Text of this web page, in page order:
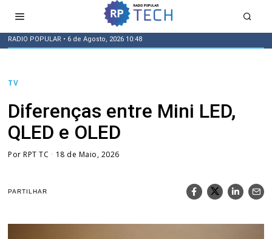
RADIO POPULAR • 6 de Agosto, 2026 10:48
TV
Diferenças entre Mini LED,
QLED e OLED
PorRPT TC 18 de Maio, 2026
PARTILHAR